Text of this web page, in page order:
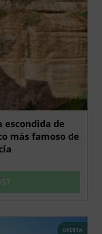
escondida de
más famoso de
OFERTA